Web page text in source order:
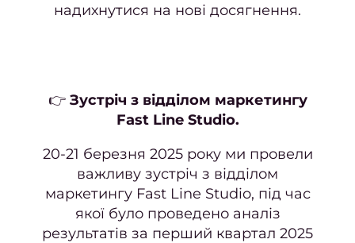
надихнутися на нові досягнення.
👉 Зустріч з відділом маркетингу
Fast Line Studio.
20-21 березня 2025 року ми провели
важливу зустріч з відділом
маркетингу Fast Line Studio, під час
якої було проведено аналіз
результатів за перший квартал 2025